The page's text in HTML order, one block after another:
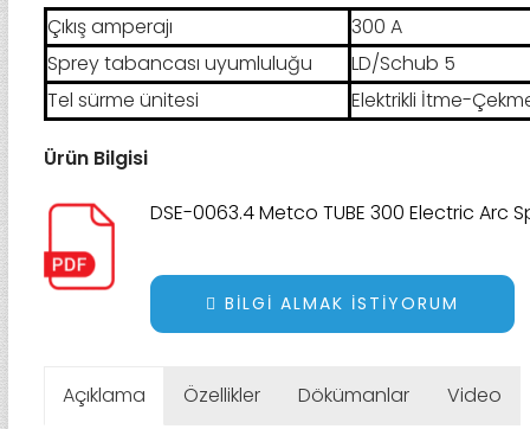
Çıkış amperajı
300 A
Sprey tabancası uyumluluğu
LD/Schub 5
Tel sürme ünitesi
Elektrikli İtme-
Ürün Bilgisi
DSE-0063.4 Metco TUBE 300 Electric Arc
BILGI ALMAK İSTIYORUM
Açıklama Özellikler Dökümanlar Video